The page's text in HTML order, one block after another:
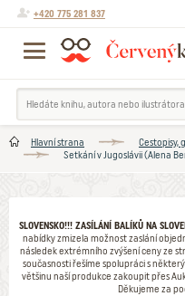
+420 775 281 837
Hlavní strana
Cestopisy,
Setkání v Jugoslávii (Alena
SLOVENSKO!!! ZASÍLÁNÍ BALÍKŮ NA
nabídky zmizela možnost zaslání
následek extrémního zvýšení ceny ze
současnosti řešíme spolupráci s
většinu naší produkce zakoupit přes
Děkujeme za